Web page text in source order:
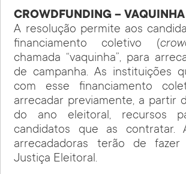
CROWDFUNDING – VAQUINHA
A resolução permite aos
financiamento coletivo (
chamada “vaquinha”, para
de campanha. As instituições
com esse financiamento
arrecadar previamente, a partir
do ano eleitoral, recursos
candidatos que as contratar.
arrecadadoras terão de
Justiça Eleitoral.